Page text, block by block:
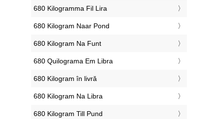
‎680 Kilogramma Fil Lira
‎680 Kilogram Naar Pond
‎680 Kilogram Na Funt
‎680 Quilograma Em Libra
‎680 Kilogram în livră
‎680 Kilogram Na Libra
‎680 Kilogram Till Pund